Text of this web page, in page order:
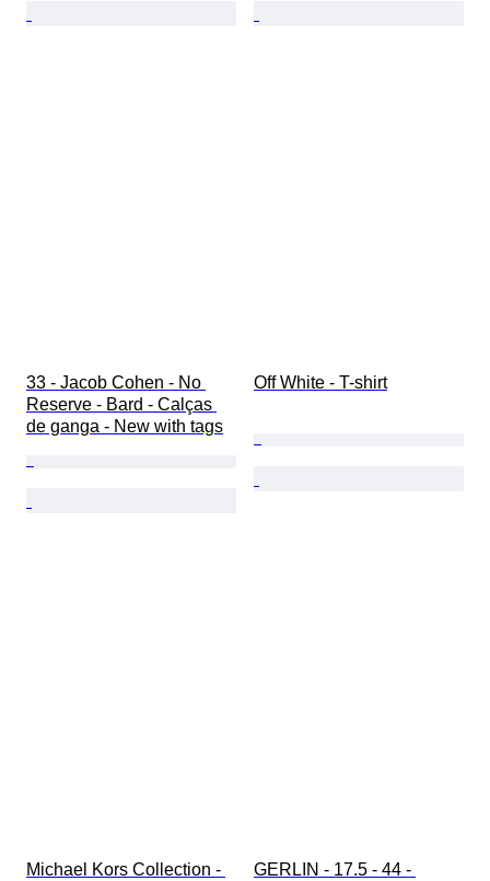
33 - Jacob Cohen - No
Reserve - Bard - Calças
de ganga - New with tags
Off White - T-shirt
Michael Kors Collection -
GERLIN - 17.5 - 44 -